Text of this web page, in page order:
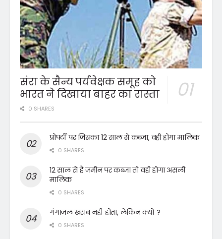
संरा के सैन्य पर्यवेक्षक समूह को
भारत ने दिखाया बाहर का रास्ता
0 SHARES
प्रोपर्टी पर जिसका 12 साल से कब्जा, वही होगा मालिक
0 SHARES
12 साल से है जमीन पर कब्जा तो वही होगा असली
मालिक
0 SHARES
गंगाजल खराब नहीं होता, लेकिन क्यों ?
0 SHARES